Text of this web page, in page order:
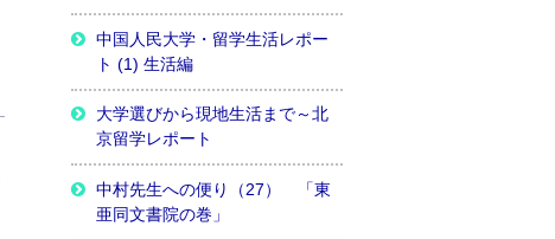
中国人民大学・留学生活レポー
ト (1) 生活編
大学選びから現地生活まで～北
京留学レポート
中村先生への便り（27） 「東
亜同文書院の巻」